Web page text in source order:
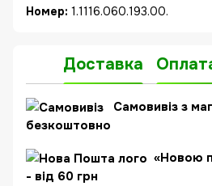
Номер: 1.1116.060.193.00.
Доставка
Самовивіз з
безкоштовно
«Новою
- від 60 грн